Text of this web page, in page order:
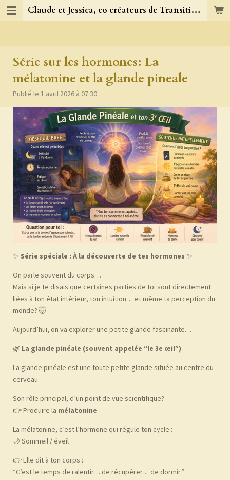
Passer
Claude et Jessica, co créateurs de TransitionJC
Série sur les hormones: La
mélatonine et la glande pineale
Publié le 1 avril 2026 à 07:30
✨ Série spéciale : À la découverte de tes hormones ✨
On parle souvent du corps…
Mais si je te disais que certaines parties de toi sont directement
liées à ton état intérieur, ton intuition… et même ta perception du
monde? 🤯
Aujourd’hui, on va explorer une petite glande fascinante…
🌿 La glande pinéale (souvent appelée “le 3e œil”)
La glande pinéale est une toute petite glande située au centre du
cerveau.
Son rôle principal, d’un point de vue scientifique?
👉 Produire la mélatonine
La mélatonine, c’est l’hormone qui régule ton cycle :
🌙 Sommeil / éveil
👉 Elle dit à ton corps :
“C’est le temps de ralentir… de récupérer… de dormir.”